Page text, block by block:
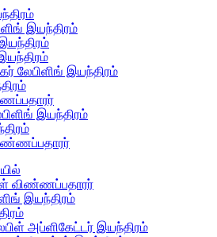
இயந்திரம்
லேபிளிங் இயந்திரம்
இயந்திரம்
விண்ணப்பதாரர்
இயந்திரம்
அப்ளிகேட்டர் இயந்திரம்